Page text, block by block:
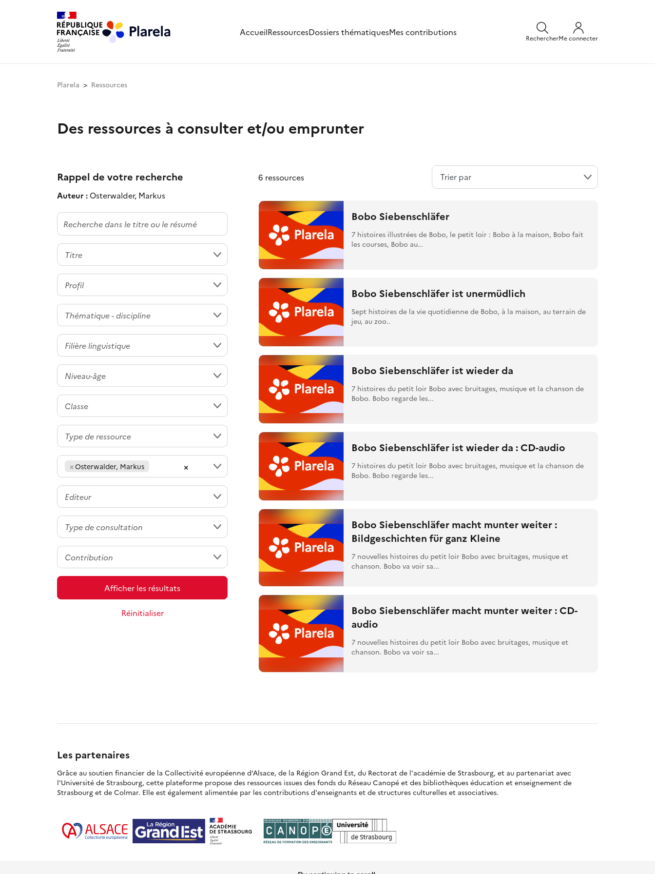
AccueilRessourcesDossiers thématiquesMes contributions
RechercherMe connecter
Plarela Ressources
Des ressources à consulter et/ou emprunter
Rappel de votre recherche
Auteur : Osterwalder, Markus
×
×Osterwalder, Markus
Afficher les résultats
Réinitialiser
6 ressources
Bobo Siebenschläfer
7 histoires illustrées de Bobo, le petit loir : Bobo à la maison, Bobo fait
les courses, Bobo au...
Bobo Siebenschläfer ist unermüdlich
Sept histoires de la vie quotidienne de Bobo, à la maison, au terrain de
jeu, au zoo..
Bobo Siebenschläfer ist wieder da
7 histoires du petit loir Bobo avec bruitages, musique et la chanson de
Bobo. Bobo regarde les...
Bobo Siebenschläfer ist wieder da : CD-audio
7 histoires du petit loir Bobo avec bruitages, musique et la chanson de
Bobo. Bobo regarde les...
Bobo Siebenschläfer macht munter weiter :
Bildgeschichten für ganz Kleine
7 nouvelles histoires du petit loir Bobo avec bruitages, musique et
chanson. Bobo va voir sa...
Bobo Siebenschläfer macht munter weiter : CD-
audio
7 nouvelles histoires du petit loir Bobo avec bruitages, musique et
chanson. Bobo va voir sa...
Les partenaires
Grâce au soutien financier de la Collectivité européenne d'Alsace, de la Région Grand Est, du Rectorat de l'académie de Strasbourg, et au partenariat avec
l'Université de Strasbourg, cette plateforme propose des ressources issues des fonds du Réseau Canopé et des bibliothèques éducation et enseignement de
Strasbourg et de Colmar. Elle est également alimentée par les contributions d'enseignants et de structures culturelles et associatives.